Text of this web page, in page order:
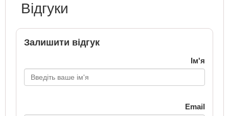
Відгуки
Залишити відгук
Ім'я
Email